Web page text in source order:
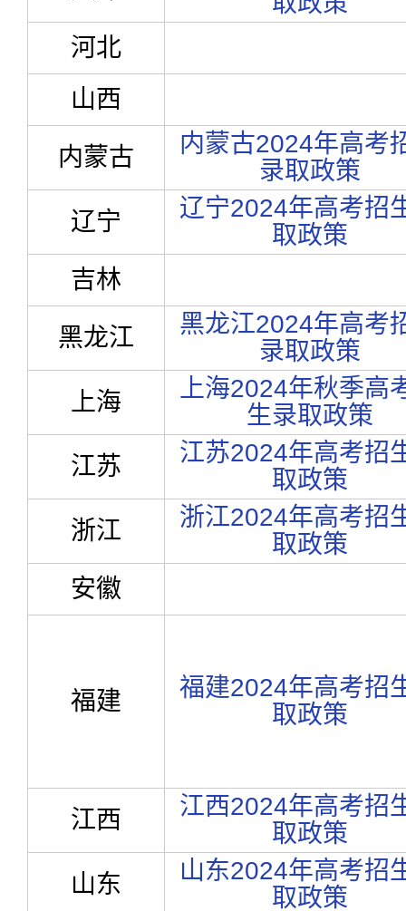
河北
山西
内蒙古
内蒙古2024年高考
录取政策
辽宁
辽宁2024年高考招
取政策
吉林
黑龙江
黑龙江2024年高考
录取政策
上海
上海2024年秋季高
生录取政策
江苏
江苏2024年高考招
取政策
浙江
浙江2024年高考招
取政策
安徽
福建
福建2024年高考招
取政策
江西
江西2024年高考招
取政策
山东
山东2024年高考招
取政策